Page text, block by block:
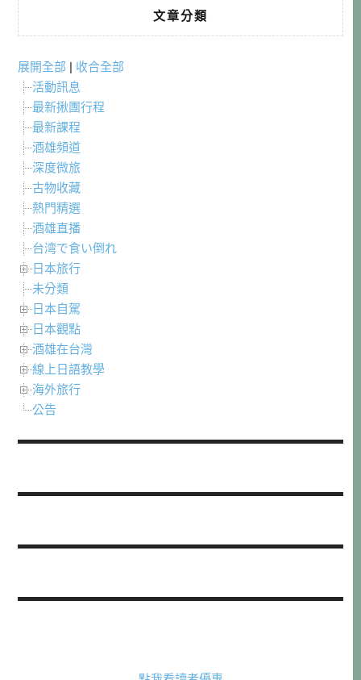
文章分類
展開全部 | 收合全部
活動訊息
最新揪團行程
最新課程
酒雄頻道
深度微旅
古物收藏
熱門精選
酒雄直播
台湾で食い倒れ
日本旅行
未分類
日本自駕
日本觀點
酒雄在台灣
線上日語教學
海外旅行
公告